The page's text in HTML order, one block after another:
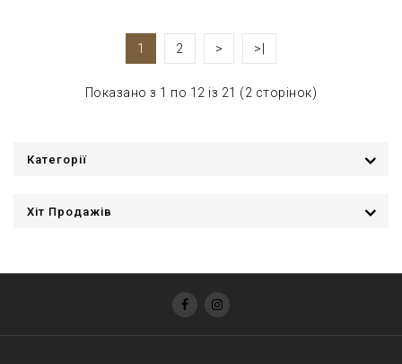
1 2 > >|
Показано з 1 по 12 із 21 (2 сторінок)
Категорії
Хіт Продажів